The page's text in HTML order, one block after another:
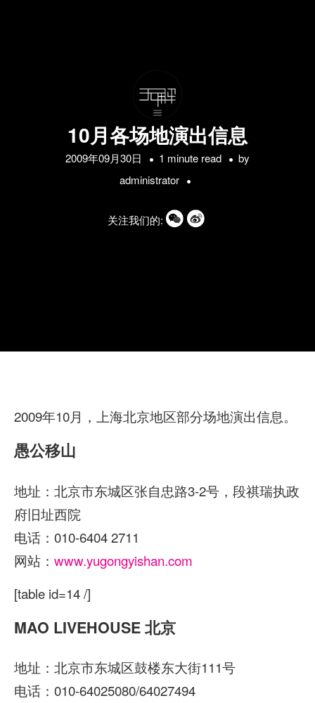
10月各场地演出信息
2009年09月30日 1 minute read
by
administrator
关注我们的:
2009年10月，上海北京地区部分场地演出信息。
愚公移山
地址：北京市东城区张自忠路3-2号，段祺瑞执政
府旧址西院
电话：010-6404 2711
网站： www.yugongyishan.com
[table id=14 /]
MAO LIVEHOUSE 北京
地址：北京市东城区鼓楼东大街111号
电话：010-64025080/64027494